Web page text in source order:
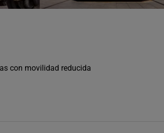
con movilidad reducida